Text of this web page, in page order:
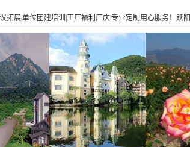
拓展|单位团建培训|工厂福利厂庆|专业定制用心服务！跃阳